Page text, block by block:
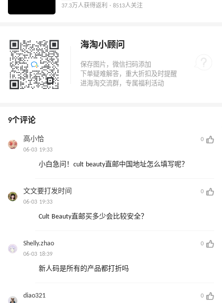
37.3万人获得返利 · 8513人关注
海淘小顾问
9个评论
高小恰
0
06-03 19:33
小白急问！cult beauty直邮中国地址怎么填写呢？
文文要打发时间
0
06-03 19:33
Cult Beauty直邮买多少会比较安全？
Shelly.zhao
0
06-03 18:39
新人码是所有的产品都打折吗
diao321
0